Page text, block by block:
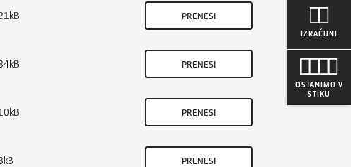
IZRAČUNI
OSTANIMO V
STIKU
PRENESI
PRENESI
PRENESI
PRENESI